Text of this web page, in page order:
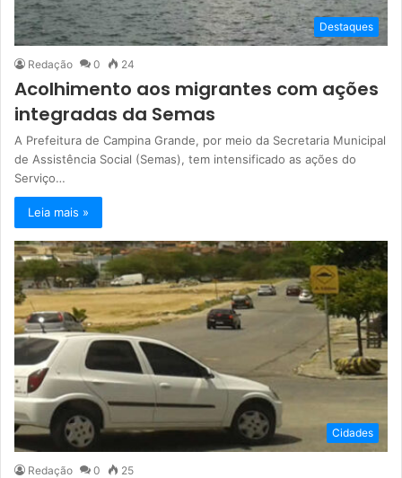
Destaques
Redação 0 24
Acolhimento aos migrantes com ações
integradas da Semas
A Prefeitura de Campina Grande, por meio da Secretaria Municipal
de Assistência Social (Semas), tem intensificado as ações do
Serviço…
Leia mais »
Cidades
Redação 0 25